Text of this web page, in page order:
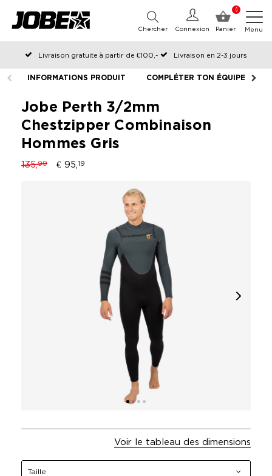
0
Panier
Connexion
Chercher Menu
Livraison gratuite à partir de €100,-
Livraison en 2-3 jours
Commandé avant 12:00 les jours ouvrables, expédié le jour même
INFORMATIONS PRODUIT COMPLÉTER TON ÉQUIPEMENT
Jobe Perth 3/2mm
Chestzipper Combinaison
Hommes Gris
135,99 € 95, 19
Voir le tableau des dimensions
Taille